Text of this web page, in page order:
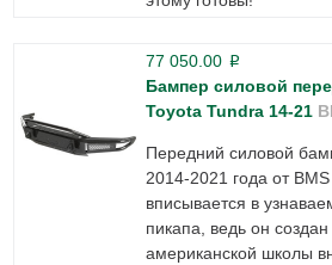
77 050.00 p
Бампер силовой
Toyota Tundra 14-21
Передний силовой
2014-2021 года от
вписывается в
пикапа, ведь он
американской школы